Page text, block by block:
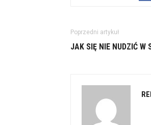
Poprzedni artykuł
JAK SIĘ NIE NUDZIĆ W